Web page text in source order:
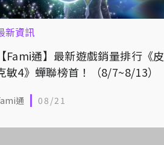
新資訊
【Fami通】最新遊戲銷量排行《皮
敏4》蟬聯榜首！（8/7~8/13）
通 08/21